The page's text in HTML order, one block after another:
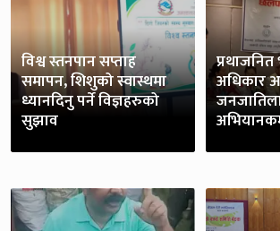
विश्व स्तनपान सप्ताह
समापन, शिशुको स्वास्थमा
ध्यानदिनु पर्ने विज्ञहरुको
सुझाव
प्रथाजनित
अधिकार